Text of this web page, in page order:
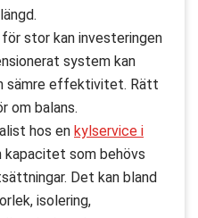
stor kan investeringen
system kan
sämre effektivitet. Rätt
om balans.
hos en kylservice i
kapacitet som behövs
Det kan bland
isolering,